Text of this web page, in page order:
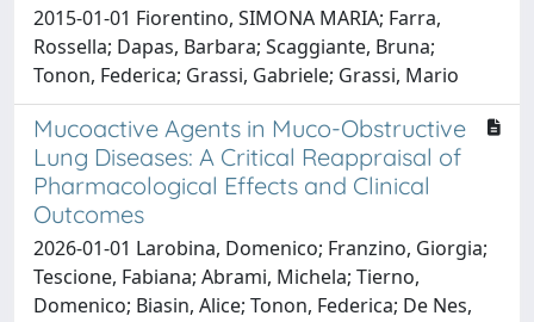
2015-01-01 Fiorentino, SIMONA MARIA; Farra,
Rossella; Dapas, Barbara; Scaggiante, Bruna;
Tonon, Federica; Grassi, Gabriele; Grassi, Mario
Mucoactive Agents in Muco-Obstructive
Lung Diseases: A Critical Reappraisal of
Pharmacological Effects and Clinical
Outcomes
2026-01-01 Larobina, Domenico; Franzino, Giorgia;
Tescione, Fabiana; Abrami, Michela; Tierno,
Domenico; Biasin, Alice; Tonon, Federica; De Nes,